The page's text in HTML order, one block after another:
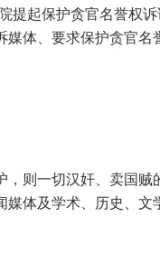
提起保护贪官名誉权
体、要求保护贪官名
则一切汉奸、卖国
体及学术、历史、